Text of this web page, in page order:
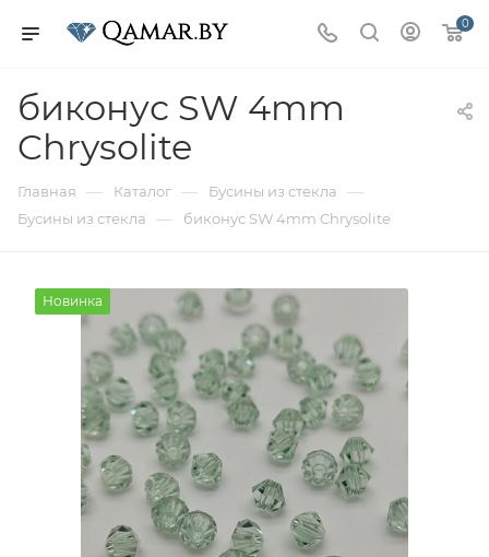
0
биконус SW 4mm
Chrysolite
Главная — Каталог — Бусины из стекла —
Бусины из стекла — биконус SW 4mm Chrysolite
Новинка